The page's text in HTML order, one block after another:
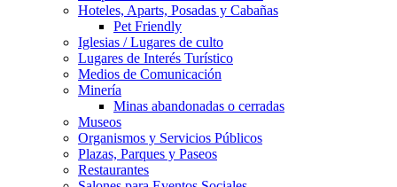
Hoteles, Aparts, Posadas y Cabañas
Pet Friendly
Iglesias / Lugares de culto
Lugares de Interés Turístico
Medios de Comunicación
Minería
Minas abandonadas o cerradas
Museos
Organismos y Servicios Públicos
Plazas, Parques y Paseos
Restaurantes